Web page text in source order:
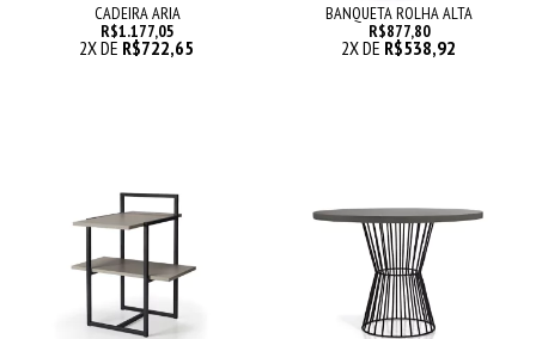
CADEIRA ARIA
R$1.177,05
2X DE R$722,65
BANQUETA ROLHA ALTA
R$877,80
2X DE R$538,92